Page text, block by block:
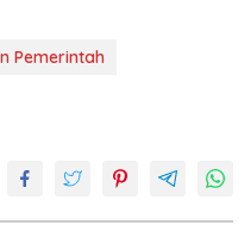
Pemerintah